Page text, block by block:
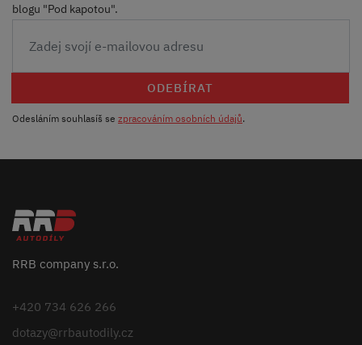
blogu "Pod kapotou".
ODEBÍRAT
Odesláním souhlasíš se zpracováním osobních údajů.
RRB company s.r.o.
+420 734 626 266
dotazy@rrbautodily.cz